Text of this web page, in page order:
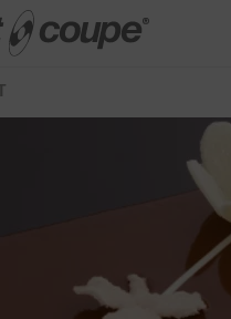
Доступ к Руководству по